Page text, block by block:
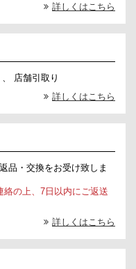
詳しくはこちら
店舗引取り
詳しくはこちら
品・交換をお受け致しま
絡の上、7日以内にご返送
詳しくはこちら